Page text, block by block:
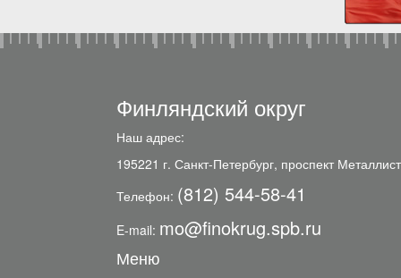
Финляндский округ
Наш адрес:
195221 г. Санкт-Петербург, проспект
Телефон: (812) 544-58-41
E-mail: mo@finokrug.spb.ru
Меню